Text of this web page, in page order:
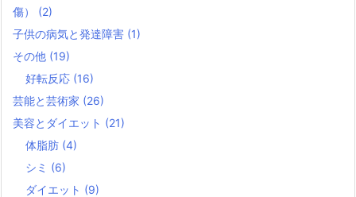
傷） (2)
子供の病気と発達障害 (1)
その他 (19)
好転反応 (16)
芸能と芸術家 (26)
美容とダイエット (21)
体脂肪 (4)
シミ (6)
ダイエット (9)